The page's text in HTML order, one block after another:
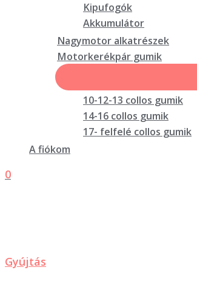
Kipufogók
Akkumulátor
Nagymotor alkatrészek
Motorkerékpár gumik
10-12-13 collos gumik
14-16 collos gumik
17- felfelé collos gumik
A fiókom
0
Gyújtás